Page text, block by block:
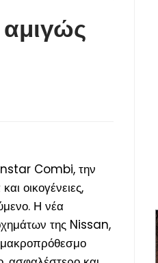
Combi, την
οικογένειες,
Η νέα
της Nissan,
μακροπρόθεσμο